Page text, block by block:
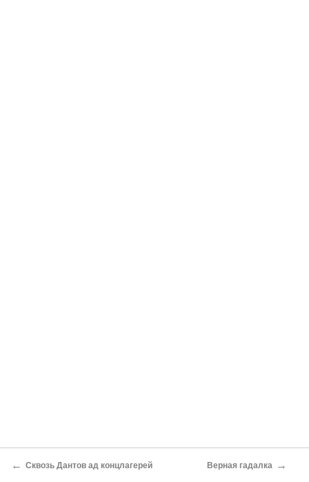
← Сквозь Дантов ад концлагерей Верная гадалка →